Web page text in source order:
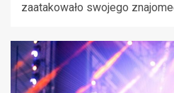
zaatakowało swojego